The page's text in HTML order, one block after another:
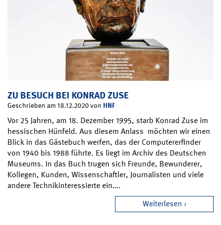
ZU BESUCH BEI KONRAD ZUSE
Geschrieben am 18.12.2020 von HNF
Vor 25 Jahren, am 18. Dezember 1995, starb Konrad Zuse im
hessischen Hünfeld. Aus diesem Anlass möchten wir einen
Blick in das Gästebuch werfen, das der Computererfinder
von 1940 bis 1988 führte. Es liegt im Archiv des Deutschen
Museums. In das Buch trugen sich Freunde, Bewunderer,
Kollegen, Kunden, Wissenschaftler, Journalisten und viele
andere Technikinteressierte ein….
Weiterlesen